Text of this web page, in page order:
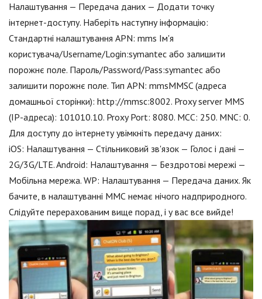
Налаштування — Передача даних — Додати точку
інтернет-доступу. Наберіть наступну інформацію:
Стандартні налаштування APN: mms Ім'я
користувача/Username/Login:symantec або залишити
порожнє поле. Пароль/Password/Pass:symantec або
залишити порожнє поле. Тип APN: mmsMMSC (адреса
домашньої сторінки): http://mmsc:8002. Proxy server MMS
(IP-адреса): 101010.10. Proxy Port: 8080. MCC: 250. MNC: 0.
Для доступу до інтернету увімкніть передачу даних:
iOS: Налаштування — Стільниковий зв'язок — Голос і дані —
2G/3G/LTE. Android: Налаштування — Бездротові мережі —
Мобільна мережа. WP: Налаштування — Передача даних. Як
бачите, в налаштуванні ММС немає нічого надприродного.
Слідуйте перерахованим вище порад, і у вас все вийде!